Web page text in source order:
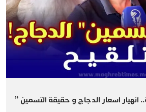
انهيار اسعار الدجاج و حقيقة التسمين ”